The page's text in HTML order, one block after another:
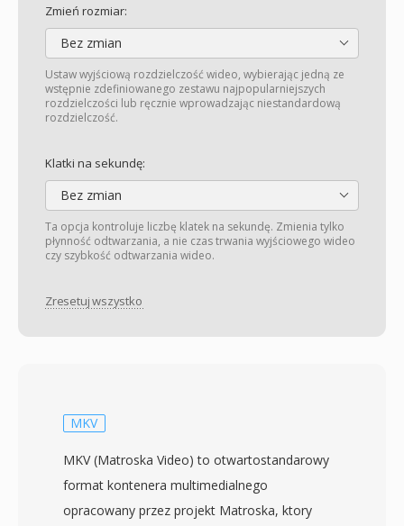
Zmień rozmiar:
Bez zmian
Ustaw wyjściową rozdzielczość wideo, wybierając jedną ze
wstępnie zdefiniowanego zestawu najpopularniejszych
rozdzielczości lub ręcznie wprowadzając niestandardową
rozdzielczość.
Klatki na sekundę:
Bez zmian
Ta opcja kontroluje liczbę klatek na sekundę. Zmienia tylko
płynność odtwarzania, a nie czas trwania wyjściowego wideo
czy szybkość odtwarzania wideo.
Zresetuj wszystko
MKV
MKV (Matroska Video) to otwartostandarowy
format kontenera multimedialnego
opracowany przez projekt Matroska, ktory